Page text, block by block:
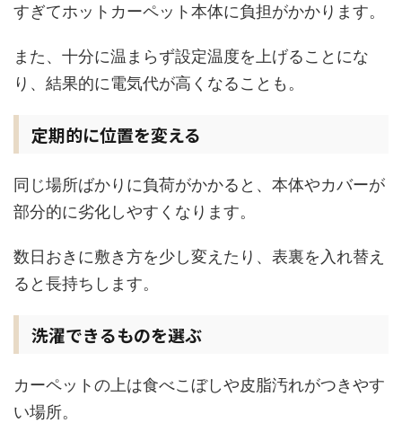
すぎてホットカーペット本体に負担がかかります。
また、十分に温まらず設定温度を上げることにな
り、結果的に電気代が高くなることも。
定期的に位置を変える
同じ場所ばかりに負荷がかかると、本体やカバーが
部分的に劣化しやすくなります。
数日おきに敷き方を少し変えたり、表裏を入れ替え
ると長持ちします。
洗濯できるものを選ぶ
カーペットの上は食べこぼしや皮脂汚れがつきやす
い場所。